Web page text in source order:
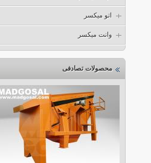
اتو میکسر
وانت میکسر
محصولات تصادفی